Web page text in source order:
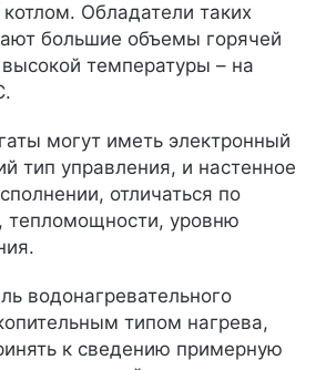
Обладатели таких
большие объемы горячей
температуры – на
могут иметь электронный
тип управления, и настенное
отличаться по
тепломощности, уровню
водонагревательного
типом нагрева,
к сведению примерную